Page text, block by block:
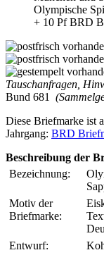
Olympische
+ 10 Pf BRD
Tauschanfragen,
Bund 681
Diese Briefmarke ist
Jahrgang: BRD
Beschreibung der
Bezeichnung:
Motiv der
Briefmarke:
Entwurf: